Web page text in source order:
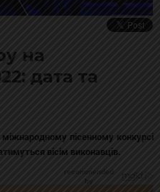
на
дата та
пісенному конкурсі
вісім виконавців.